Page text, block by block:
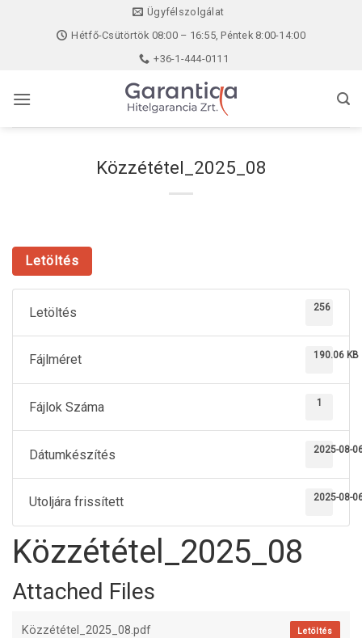
Ügyfélszolgálat
Hétfő-Csütörtök 08:00 – 16:55, Péntek 8:00-14:00
+36-1-444-0111
Közzététel_2025_08
Letöltés
Letöltés 256
Fájlméret 190.06 KB
Fájlok Száma 1
Dátumkészítés 2025-08-
Utoljára frissített 2025-08-
Közzététel_2025_08
Attached Files
Közzététel_2025_08.pdf Letöltés